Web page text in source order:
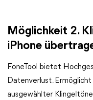
Möglichkeit 2.
iPhone
FoneTool bietet
Datenverlust.
ausgewählter